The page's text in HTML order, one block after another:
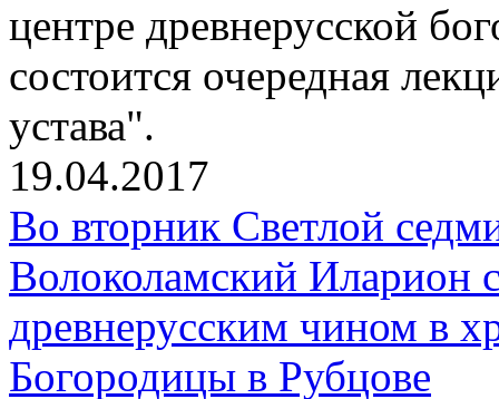
центре древнерусской
состоится очередная
устава".
19.04.2017
Во вторник Светлой
Волоколамский Иларион
древнерусским чином в
Богородицы в Рубцове